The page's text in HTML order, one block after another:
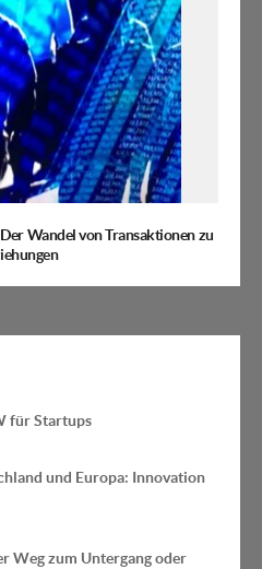
Wandel von Transaktionen zu
für Startups
und Europa: Innovation
Weg zum Untergang oder